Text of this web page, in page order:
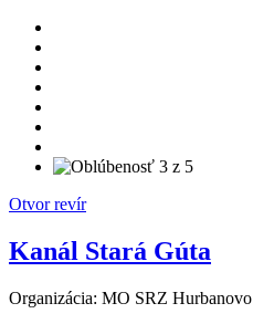
Otvor revír
Kanál Stará Gúta
Organizácia: MO SRZ Hurbanovo